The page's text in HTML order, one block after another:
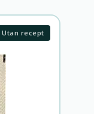
Utan recept